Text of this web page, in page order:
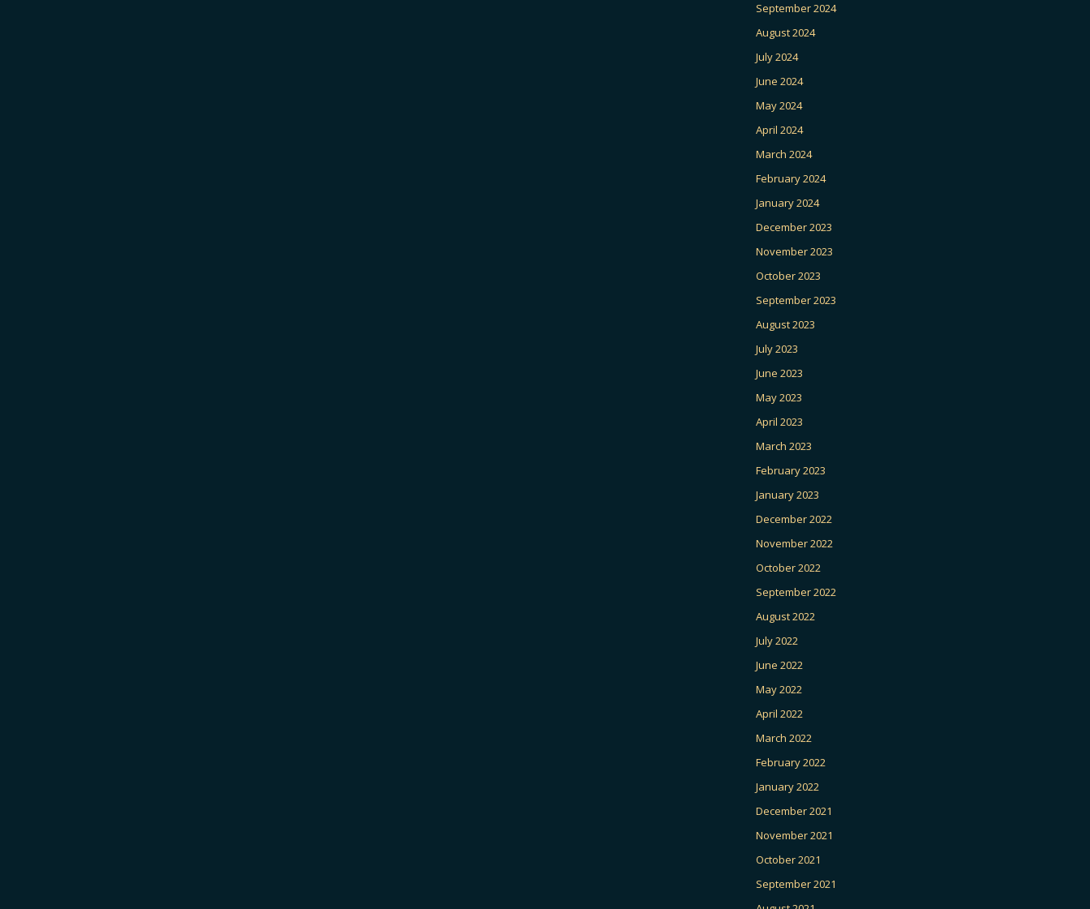
September 2024
August 2024
July 2024
June 2024
May 2024
April 2024
March 2024
February 2024
January 2024
December 2023
November 2023
October 2023
September 2023
August 2023
July 2023
June 2023
May 2023
April 2023
March 2023
February 2023
January 2023
December 2022
November 2022
October 2022
September 2022
August 2022
July 2022
June 2022
May 2022
April 2022
March 2022
February 2022
January 2022
December 2021
November 2021
October 2021
September 2021